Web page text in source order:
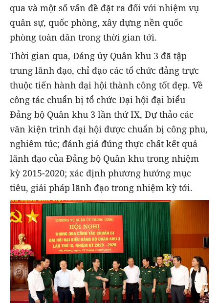
qua và một số vấn đề đặt ra đối với nhiệm vụ
quân sự, quốc phòng, xây dựng nền quốc
phòng toàn dân trong thời gian tới.
Thời gian qua, Đảng ủy Quân khu 3 đã tập
trung lãnh đạo, chỉ đạo các tổ chức đảng trực
thuộc tiến hành đại hội thành công tốt đẹp. Về
công tác chuẩn bị tổ chức Đại hội đại biểu
Đảng bộ Quân khu 3 lần thứ IX, Dự thảo các
văn kiện trình đại hội được chuẩn bị công phu,
nghiêm túc; đánh giá đúng thực chất kết quả
lãnh đạo của Đảng bộ Quân khu trong nhiệm
kỳ 2015-2020; xác định phương hướng mục
tiêu, giải pháp lãnh đạo trong nhiệm kỳ tới.